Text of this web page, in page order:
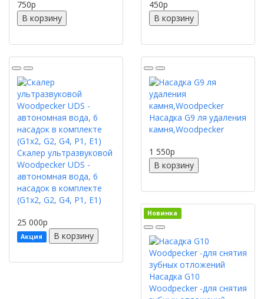
750p
В корзину
450p
В корзину
Скалер ультразвуковой
Woodpecker UDS -
автономная вода, 6
насадок в комплекте
(G1x2, G2, G4, P1, E1)
25 000p
Акция В корзину
Насадка G9 ля удаления
камня,Woodpecker
1 550p
В корзину
Новинка
Насадка G10
Woodpecker -для снятия